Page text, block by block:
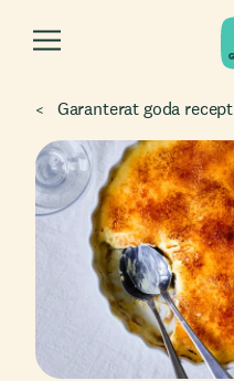
Garanterat goda recept